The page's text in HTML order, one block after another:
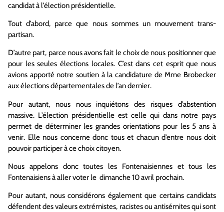
candidat à l’élection présidentielle.
Tout d’abord, parce que nous sommes un mouvement trans-
partisan.
D’autre part, parce nous avons fait le choix de nous positionner que
pour les seules élections locales. C’est dans cet esprit que nous
avions apporté notre soutien à la candidature de Mme Brobecker
aux élections départementales de l’an dernier.
Pour autant, nous nous inquiétons des risques d’abstention
massive. L’élection présidentielle est celle qui dans notre pays
permet de déterminer les grandes orientations pour les 5 ans à
venir. Elle nous concerne donc tous et chacun d’entre nous doit
pouvoir participer à ce choix citoyen.
Nous appelons donc toutes les Fontenaisiennes et tous les
Fontenaisiens à aller voter le dimanche 10 avril prochain.
Pour autant, nous considérons également que certains candidats
défendent des valeurs extrémistes, racistes ou antisémites qui sont